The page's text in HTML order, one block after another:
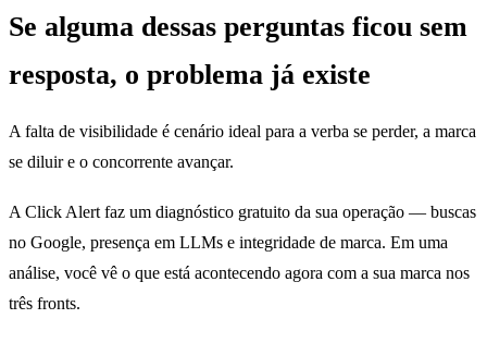
Se alguma dessas perguntas ficou sem
resposta, o problema já existe
A falta de visibilidade é cenário ideal para a verba se perder, a marca
se diluir e o concorrente avançar.
A Click Alert faz um diagnóstico gratuito da sua operação — buscas
no Google, presença em LLMs e integridade de marca. Em uma
análise, você vê o que está acontecendo agora com a sua marca nos
três fronts.